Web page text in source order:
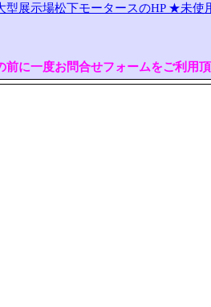
展示場松下モータースのHP ★未使
に一度お問合せフォームをご利用